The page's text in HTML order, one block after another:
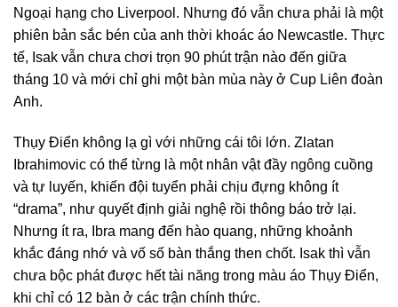
Ngoại hạng cho Liverpool. Nhưng đó vẫn chưa phải là một
phiên bản sắc bén của anh thời khoác áo Newcastle. Thực
tế, Isak vẫn chưa chơi trọn 90 phút trận nào đến giữa
tháng 10 và mới chỉ ghi một bàn mùa này ở Cup Liên đoàn
Anh.
Thụy Điển không lạ gì với những cái tôi lớn. Zlatan
Ibrahimovic có thể từng là một nhân vật đầy ngông cuồng
và tự luyến, khiến đội tuyển phải chịu đựng không ít
“drama”, như quyết định giải nghệ rồi thông báo trở lại.
Nhưng ít ra, Ibra mang đến hào quang, những khoảnh
khắc đáng nhớ và vố số bàn thắng then chốt. Isak thì vẫn
chưa bộc phát được hết tài năng trong màu áo Thụy Điển,
khi chỉ có 12 bàn ở các trận chính thức.